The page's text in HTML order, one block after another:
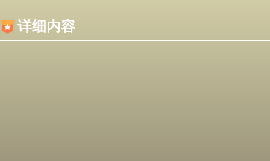
详细内容